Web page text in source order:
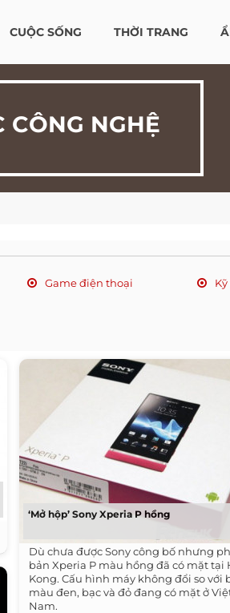
CUỘC SỐNG THỜI TRANG
CÔNG NGHỆ
Game điện thoại
‘Mở hộp’ Sony Xperia P hồng
Dù chưa được Sony công bố nhưng
bản Xperia P màu hồng đã có mặt tại
Kong. Cấu hình máy không đổi so với
màu đen, bạc và đỏ đang có mặt ở
Nam.